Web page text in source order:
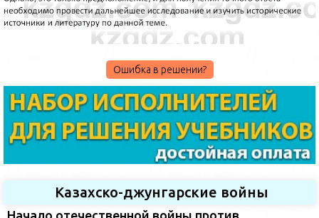
Ошибка в решении?
Казахско-джунгарские войны
Начало отечественной войны против